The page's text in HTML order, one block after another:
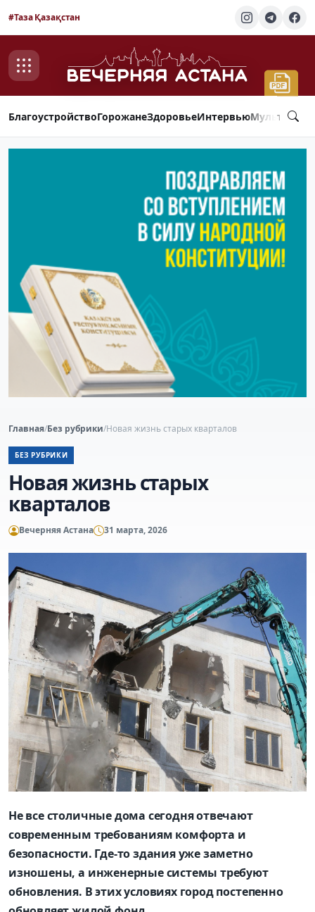
#Таза Қазақстан
БлагоустройствоГорожанеЗдоровьеИнтервью
Главная/Без рубрики/Новая жизнь старых кварталов
БЕЗ РУБРИКИ
Новая жизнь старых
кварталов
Вечерняя Астана 31 марта, 2026
Не все столичные дома сегодня отвечают
современным требованиям комфорта и
безопасности. Где-то здания уже заметно
изношены, а инженерные системы требуют
обновления. В этих условиях город постепенно